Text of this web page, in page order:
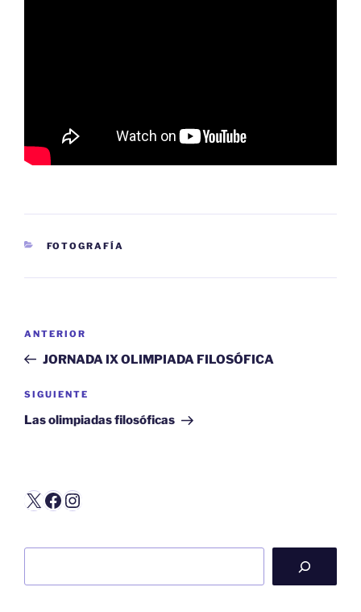
CATEGORÍAS
FOTOGRAFÍA
entradas
Entrada
anterior:
ANTERIOR
JORNADA IX OLIMPIADA FILOSÓFICA
Siguiente
entrada
SIGUIENTE
Las olimpiadas filosóficas
X Facebook
Instagram